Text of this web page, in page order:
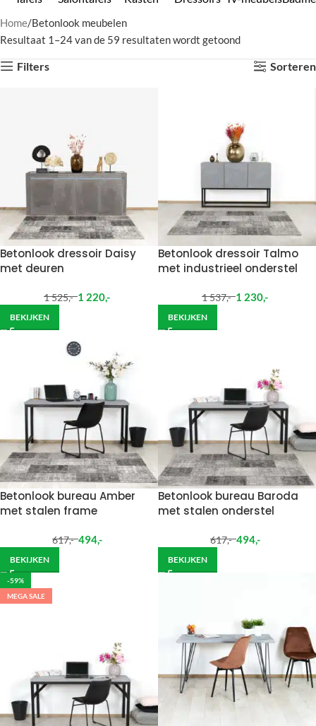
Home Betonlook meubelen
Resultaat 1–24 van de 59 resultaten wordt getoond
Filters Sorteren
Betonlook dressoir Daisy
met deuren
1 525,- 1 220,-
BEKIJKEN
Betonlook dressoir Talmo
met industrieel onderstel
1 537,- 1 230,-
BEKIJKEN
Betonlook bureau Amber
met stalen frame
617,- 494,-
BEKIJKEN
Betonlook bureau Baroda
met stalen onderstel
617,- 494,-
BEKIJKEN
-59%
MEGA SALE